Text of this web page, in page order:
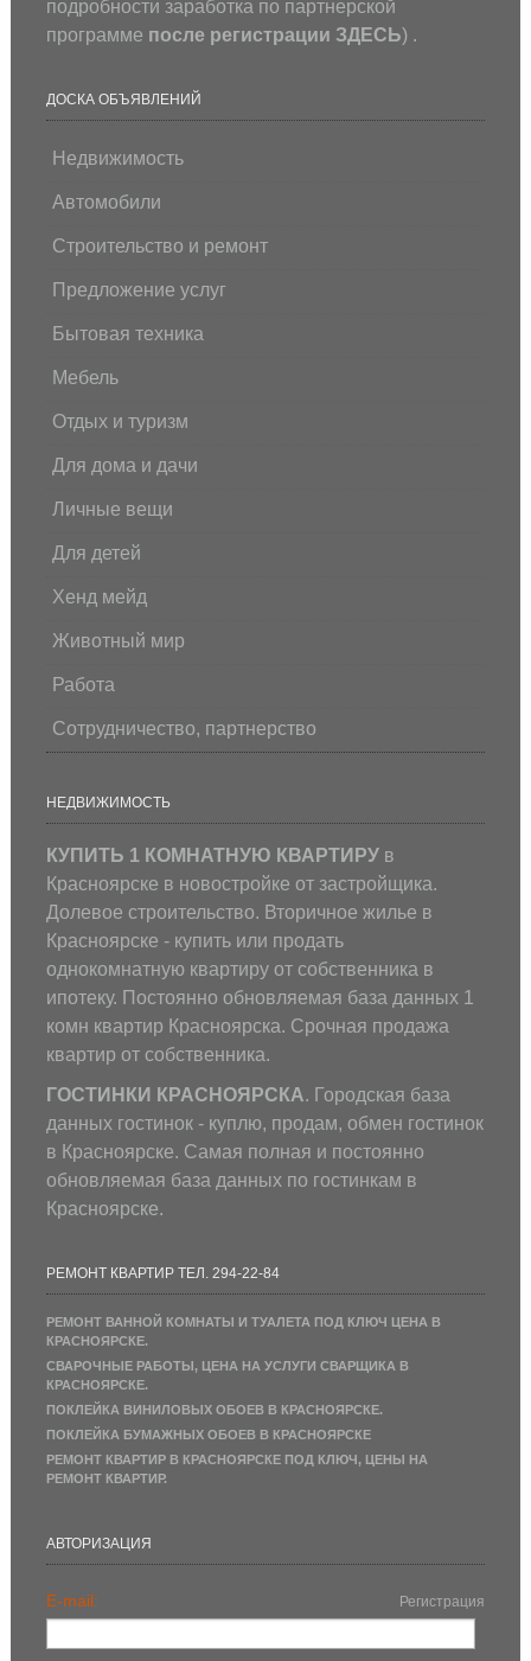
подробности заработка по партнерской
программе после регистрации ЗДЕСЬ) .
ДОСКА ОБЪЯВЛЕНИЙ
Недвижимость
Автомобили
Строительство и ремонт
Предложение услуг
Бытовая техника
Мебель
Отдых и туризм
Для дома и дачи
Личные вещи
Для детей
Хенд мейд
Животный мир
Работа
Сотрудничество, партнерство
НЕДВИЖИМОСТЬ
КУПИТЬ 1 КОМНАТНУЮ КВАРТИРУв
Красноярске в новостройке от застройщика.
Долевое строительство. Вторичное жилье в
Красноярске - купить или продать
однокомнатную квартиру от собственника в
ипотеку. Постоянно обновляемая база данных 1
комн квартир Красноярска. Срочная продажа
квартир от собственника.
ГОСТИНКИ КРАСНОЯРСКА. Городская база
данных гостинок - куплю, продам, обмен гостинок
в Красноярске. Самая полная и постоянно
обновляемая база данных по гостинкам в
Красноярске.
РЕМОНТ КВАРТИР ТЕЛ. 294-22-84
РЕМОНТ ВАННОЙ КОМНАТЫ И ТУАЛЕТА ПОД КЛЮЧ ЦЕНА В
КРАСНОЯРСКЕ.
СВАРОЧНЫЕ РАБОТЫ, ЦЕНА НА УСЛУГИ СВАРЩИКА В
КРАСНОЯРСКЕ.
ПОКЛЕЙКА ВИНИЛОВЫХ ОБОЕВ В КРАСНОЯРСКЕ.
ПОКЛЕЙКА БУМАЖНЫХ ОБОЕВ В КРАСНОЯРСКЕ
РЕМОНТ КВАРТИР В КРАСНОЯРСКЕ ПОД КЛЮЧ, ЦЕНЫ НА
РЕМОНТ КВАРТИР.
АВТОРИЗАЦИЯ
E-mail: Регистрация